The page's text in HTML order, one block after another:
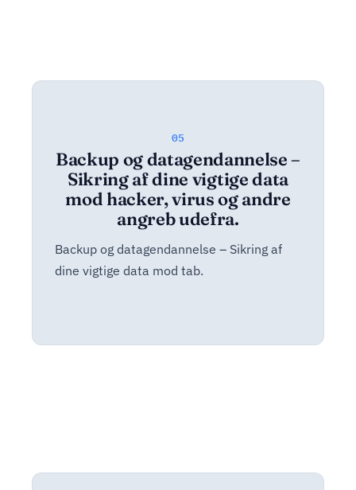
05
Backup og datagendannelse –
Sikring af dine vigtige data
mod hacker, virus og andre
angreb udefra.
Backup og datagendannelse – Sikring af
dine vigtige data mod tab.